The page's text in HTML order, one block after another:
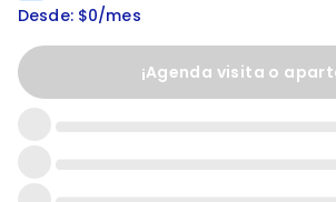
Desde: $0/mes
¡Agenda visita o